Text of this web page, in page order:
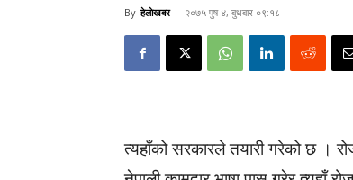
By हेलाेखबर - २०७५ पुष ४, बुधबार ०९:१८
त्यहाँको सरकारले तयारी गरेको छ ।